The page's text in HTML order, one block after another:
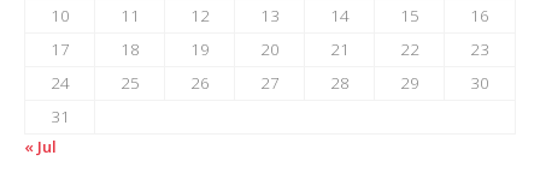
10
11 12 13 14 15
16
17
18 19 20 21 22
23
24
25 26 27 28 29
30
31
« Jul